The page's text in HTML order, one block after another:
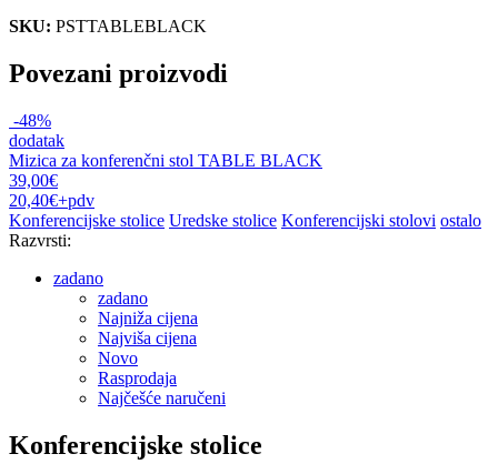
SKU: PSTTABLEBLACK
Povezani proizvodi
-48%
dodatak
Mizica za konferenčni stol TABLE BLACK
39,00€
20,40€+pdv
Konferencijske stolice Uredske stolice Konferencijski stolovi ostalo
Razvrsti:
zadano
zadano
Najniža cijena
Najviša cijena
Novo
Rasprodaja
Najčešće naručeni
Konferencijske stolice